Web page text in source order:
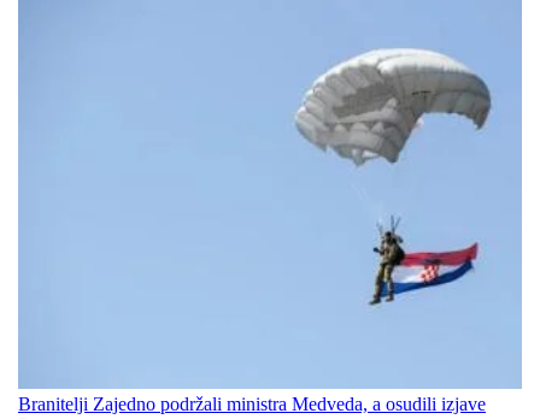
Branitelji Zajedno podržali ministra Medveda, a osudili izjave